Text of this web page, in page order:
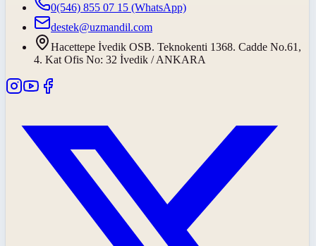
0(546) 855 07 15 (WhatsApp)
destek@uzmandil.com
Hacettepe İvedik OSB. Teknokenti 1368. Cadde No.61,
4. Kat Ofis No: 32 İvedik / ANKARA